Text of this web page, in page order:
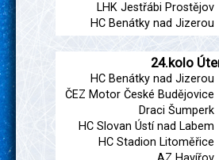
LHK Jestřábi Prostějov
HC Benátky nad Jizerou
24.kolo
HC Benátky nad Jizerou
ČEZ Motor České Budějovice
Draci Šumperk
HC Slovan Ústí nad Labem
HC Stadion Litoměřice